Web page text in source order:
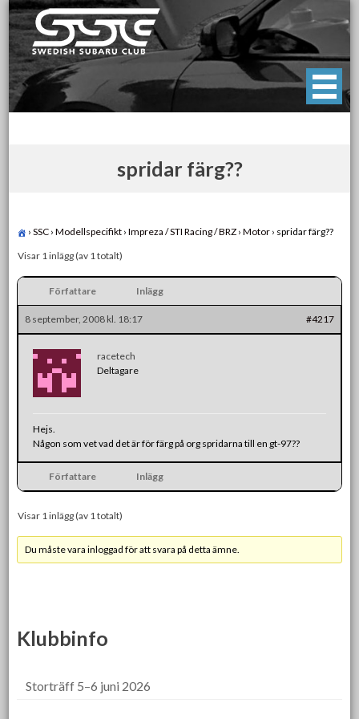
Skip
to
content
Swedish Subaru Club
För oss som älskar Subaru!
spridar färg??
› SSC › Modellspecifikt › Impreza / STI Racing / BRZ › Motor › spridar färg??
Visar 1 inlägg (av 1 totalt)
Författare Inlägg
8 september, 2008 kl. 18:17 #4217
racetech
Deltagare
Hejs.
Någon som vet vad det är för färg på org spridarna till en gt-97??
Författare Inlägg
Visar 1 inlägg (av 1 totalt)
Du måste vara inloggad för att svara på detta ämne.
Klubbinfo
Storträff 5–6 juni 2026